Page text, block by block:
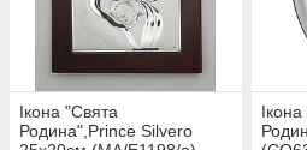
Ікона "Свята
Родина",Prince Silvero